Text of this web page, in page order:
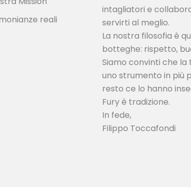
reali
intagliatori e
servirti al meglio.
La nostra filosofia è
botteghe: rispetto,
Siamo convinti che
uno strumento in più
resto ce lo hanno
Fury è tradizione.
In fede,
Filippo Toccafondi